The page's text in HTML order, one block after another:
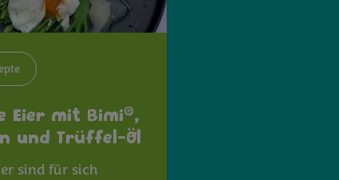
Eier mit Bimi®,
und Trüffel-Öl
sind für sich